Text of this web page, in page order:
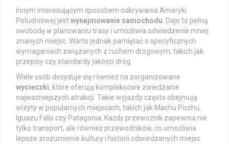
Innym interesującym sposobem odkrywania Ameryki
Południowej jestwynajmowanie samochodu . Daje to pełną
swobodę w planowaniu trasy i umożliwia odwiedzenie mniej
znanych miejsc. Warto jednak pamiętać o specyficznych
wymaganiach związanych z ruchem drogowym, takich jak
przepisy czy standardy jakości dróg.
Wiele osób decyduje się również na zorganizowane
wycieczki, które oferują kompleksowe zwiedzanie
najważniejszych atrakcji. Takie wyjazdy często obejmują
wizyty w popularnych miejscach, takich jak Machu Picchu,
Iguazu Falls czy Patagonia. Każdy przewoźnik zapewnia nie
tylko transport, ale również przewodników, co umożliwia
lepsze zrozumienie kultury i historii odwiedzanych miejsc.